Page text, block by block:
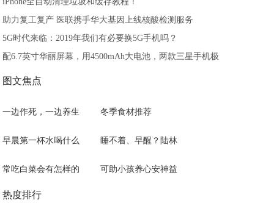
助力复工复产 医联携手华大基因上线核酸检测服务
5G时代来临：2019年我们有必要换5G手机吗？
配6.7英寸华丽屏幕，用4500mAh大电池，两款三星手机极
图文焦点
一边作死，一边养生 冬季食材推荐
早晨第一杯水喝什么 睡不着、早醒？陆林
常吃白菜会有怎样的 可助小孩养心安神益
热度排行